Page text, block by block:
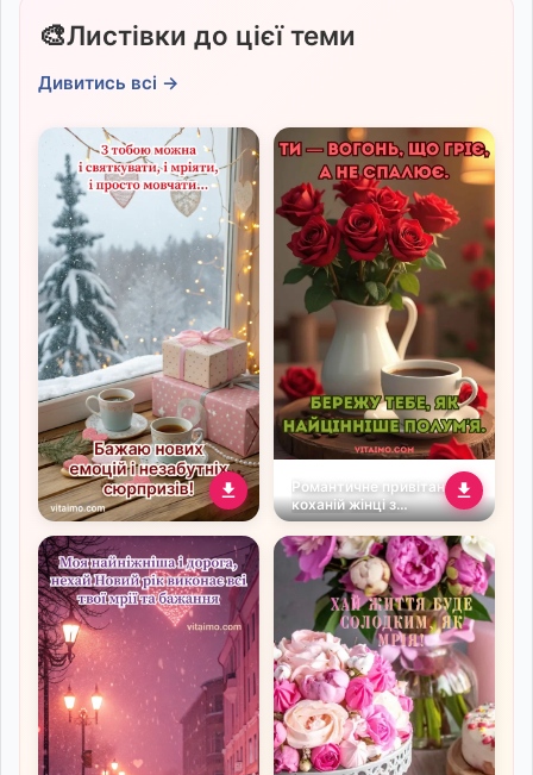
🎨Листівки до цієї теми
Дивитись всі →
Романтичне зимове
привітання для коханої з
кавою, подарунками та
снігом за вікном
Романтичне привітання
коханій жінці з
трояндами та чашкою
кави